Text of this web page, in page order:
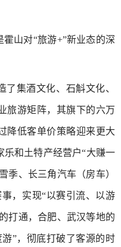
山对“旅游+”新业态的深
了集酒文化、石斛文化、
旅游矩阵，其旗下的六万
降低客单价策略迎来更大
和土特产经营户“大赚一
季、长三角汽车（房车）
，实现“以赛引流、以游
打通，合肥、武汉等地的
”，彻底打破了客源的时